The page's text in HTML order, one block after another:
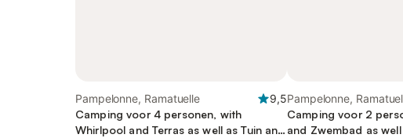
Pampelonne, Ramatuelle
9,5
Camping voor 4 personen, with
Whirlpool and Terras as well as Tuin and
Pampelonne,
Camping voor 2
and Zwembad as